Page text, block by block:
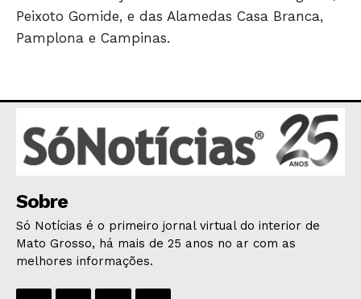
Peixoto Gomide, e das Alamedas Casa Branca,
Pamplona e Campinas.
Sobre
Só Notícias é o primeiro jornal virtual do interior de
Mato Grosso, há mais de 25 anos no ar com as
melhores informações.